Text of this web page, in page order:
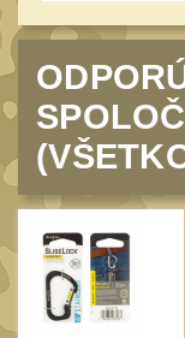
Accushot
Accushot
Hunter6
BugBuster
Delta Optical